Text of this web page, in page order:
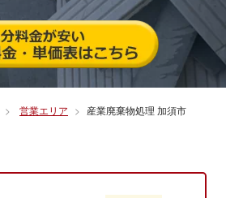
営業エリア 産業廃棄物処理 加須市